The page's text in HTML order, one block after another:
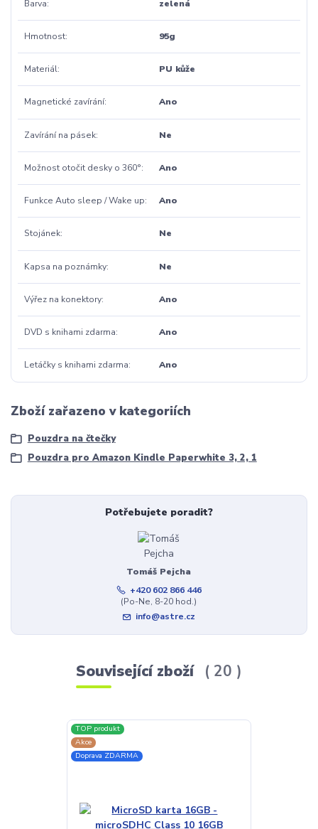
Barva zelená
Hmotnost 95g
Materiál PU kůže
Magnetické zavírání Ano
Zavírání na pásek Ne
Možnost otočit desky o 360° Ano
Funkce Auto sleep / Wake up Ano
Stojánek Ne
Kapsa na poznámky Ne
Výřez na konektory Ano
DVD s knihami zdarma Ano
Letáčky s knihami zdarma Ano
Zboží zařazeno v kategoriích
Pouzdra na čtečky
Pouzdra pro Amazon Kindle Paperwhite 3, 2, 1
Potřebujete poradit?
Tomáš Pejcha
+420 602 866 446
(Po-Ne, 8-20 hod.)
info@astre.cz
Související zboží 20
TOP produkt
Akce
Doprava ZDARMA